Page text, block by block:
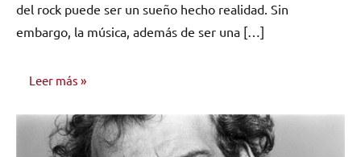
del rock puede ser un sueño hecho realidad. Sin
embargo, la música, además de ser una […]
Leer más
CONSEJOS
PARA